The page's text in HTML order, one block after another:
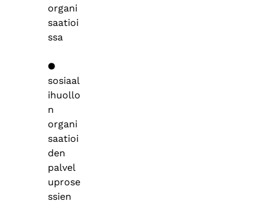
organi
saatioi
ssa
●
sosiaal
ihuollo
n
organi
saatioi
den
palvel
uprose
ssien